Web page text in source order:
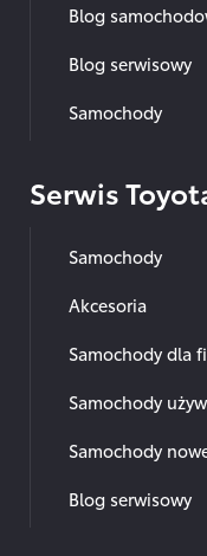
Blog
Blog serwisowy
Samochody
Serwis
Samochody
Akcesoria
Samochody dla
Samochody
Samochody
Blog serwisowy